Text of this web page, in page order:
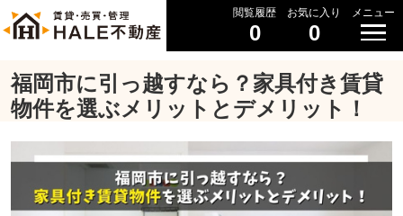
閲覧履歴
0
お気に入り
0
メニュー
福岡市に引っ越すなら？家具付き賃貸
物件を選ぶメリットとデメリット！